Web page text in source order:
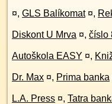
¤, GLS Balíkomat ¤,
Diskont U Mrva ¤, číslo
Autoškola EASY ¤,
Dr. Max ¤, Prima banka
L.A. Press ¤, Tatra